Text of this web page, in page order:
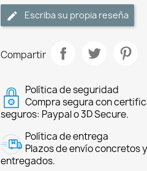
Escriba su propia reseña
Compartir
Política de seguridad
Compra segura con
seguros: Paypal o 3D Secure.
Política de entrega
Plazos de envío concretos
entregados.